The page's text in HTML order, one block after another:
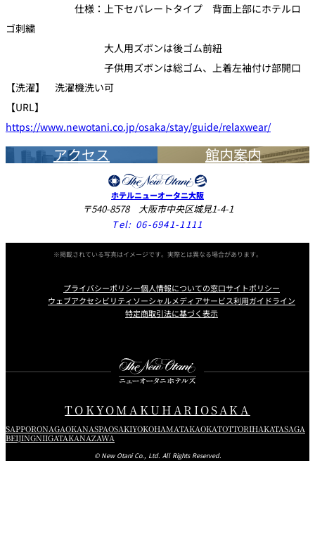
仕様：上下セパレートタイプ 背面上部にホテルロ
ゴ刺繍
大人用ズボンは後ゴム前紐
子供用ズボンは総ゴム、上着左袖付け部開口
【洗濯】 洗濯機洗い可
【URL】
https://www.newotani.co.jp/osaka/stay/guide/relaxwear/
アクセス 館内案内
ホテルニューオータニ大阪
〒540-8578 大阪市中央区城見1-4-1
Tel: 06-6941-1111
※掲載されている写真はイメージです。実際とは異なる場合があります。
プライバシーポリシー個人情報についての窓口サイトポリシー
ウェブアクセシビリティソーシャルメディアサービス利用ガイドライン
特定商取引法に基づく表示
TOKYOMAKUHARIOSAKA
SAPPORONAGAOKANASPAOSAKIYOKOHAMATAKAOKATOTTORIHAKATASAGA
BEIJINGNIIGATAKANAZAWA
© New Otani Co., Ltd. All Rights Reserved.